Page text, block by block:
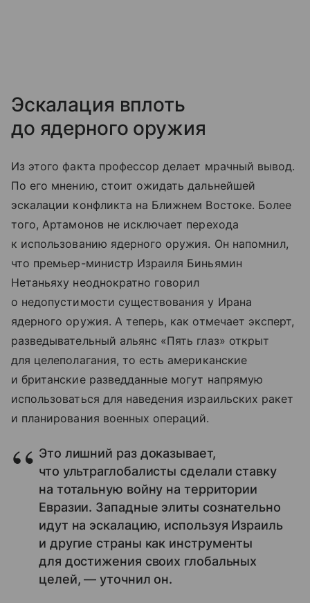
Эскалация вплоть
до ядерного оружия
Из этого факта профессор делает мрачный вывод.
По его мнению, стоит ожидать дальнейшей
эскалации конфликта на Ближнем Востоке. Более
того, Артамонов не исключает перехода
к использованию ядерного оружия. Он напомнил,
что премьер-министр Израиля Биньямин
Нетаньяху неоднократно говорил
о недопустимости существования у Ирана
ядерного оружия. А теперь, как отмечает эксперт,
разведывательный альянс «Пять глаз» открыт
для целеполагания, то есть американские
и британские разведданные могут напрямую
использоваться для наведения израильских ракет
и планирования военных операций.
Это лишний раз доказывает,
что ультраглобалисты сделали ставку
на тотальную войну на территории
Евразии. Западные элиты сознательно
идут на эскалацию, используя Израиль
и другие страны как инструменты
для достижения своих глобальных
целей, — уточнил он.